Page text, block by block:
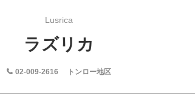
Lusrica
ラズリカ
02-009-2616 トンロー地区